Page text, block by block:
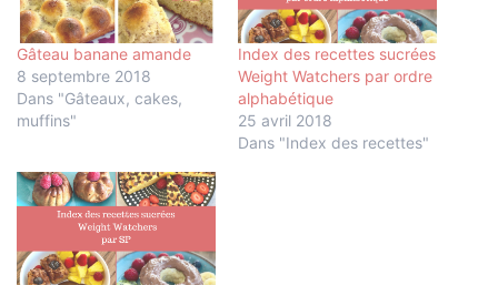
Gâteau banane amande
8 septembre 2018
Dans "Gâteaux, cakes,
muffins"
Index des recettes sucrées
Weight Watchers par ordre
alphabétique
25 avril 2018
Dans "Index des recettes"